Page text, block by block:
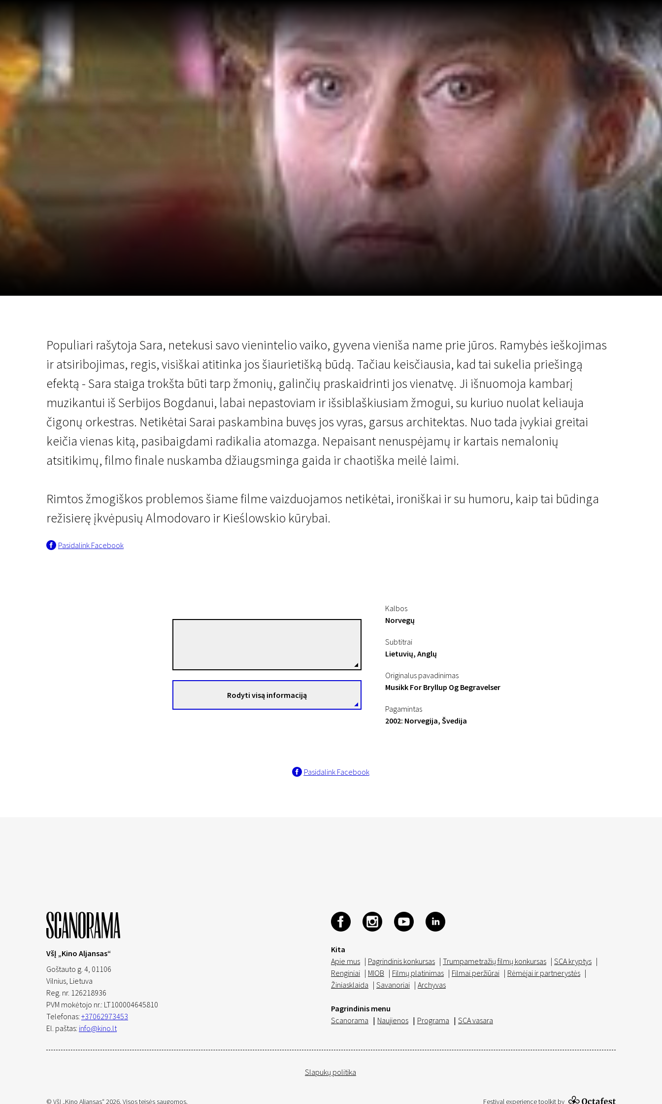
Vestuvių ir laidotuvių muzika
Populiari rašytoja Sara, netekusi savo vienintelio vaiko, gyvena vieniša name prie jūros. Ramybės ieškojimas
ir atsiribojimas, regis, visiškai atitinka jos šiaurietišką būdą. Tačiau keisčiausia, kad tai sukelia priešingą
efektą - Sara staiga trokšta būti tarp žmonių, galinčių praskaidrinti jos vienatvę. Ji išnuomoja kambarį
muzikantui iš Serbijos Bogdanui, labai nepastoviam ir išsiblaškiusiam žmogui, su kuriuo nuolat keliauja
čigonų orkestras. Netikėtai Sarai paskambina buvęs jos vyras, garsus architektas. Nuo tada įvykiai greitai
keičia vienas kitą, pasibaigdami radikalia atomazga. Nepaisant nenuspėjamų ir kartais nemalonių
atsitikimų, filmo finale nuskamba džiaugsminga gaida ir chaotiška meilė laimi.
Rimtos žmogiškos problemos šiame filme vaizduojamos netikėtai, ironiškai ir su humoru, kaip tai būdinga
režisierę įkvėpusių Almodovaro ir Kieślowskio kūrybai.
Pasidalink Facebook
Rodyti visą informaciją
Kalbos
Norvegų
Subtitrai
Lietuvių, Anglų
Originalus pavadinimas
Musikk For Bryllup Og Begravelser
Pagamintas
2002: Norvegija, Švedija
Pasidalink Facebook
Kita
Apie mus | Pagrindinis konkursas | Trumpametražių filmų konkursas | SCA kryptys |
Renginiai | MIOB | Filmų platinimas | Filmai peržiūrai | Rėmėjai ir partnerystės |
Žiniasklaida | Savanoriai | Archyvas
Pagrindinis menu
Scanorama | Naujienos | Programa | SCA vasara
VšĮ „Kino Aljansas“
Goštauto g. 4, 01106
Vilnius, Lietuva
Reg. nr. 126218936
PVM mokėtojo nr.: LT100004645810
Telefonas: +37062973453
El. paštas: info@kino.lt
Slapukų politika
© VšĮ „Kino Aljansas“ 2026. Visos teisės saugomos. Festival experience toolkit by